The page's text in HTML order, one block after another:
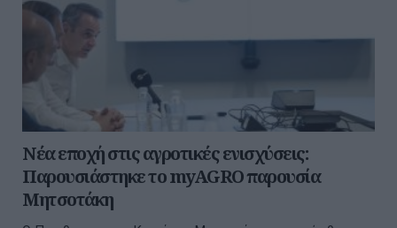
Νέα εποχή στις αγροτικές ενισχύσεις:
Παρουσιάστηκε το myAGRO παρουσία
Μητσοτάκη